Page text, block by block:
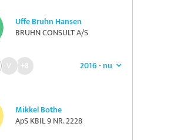
Uffe Bruhn Hansen
BRUHN CONSULT A/S
2016 - nu
+8
Mikkel Bothe
ApS KBIL 9 NR. 2228